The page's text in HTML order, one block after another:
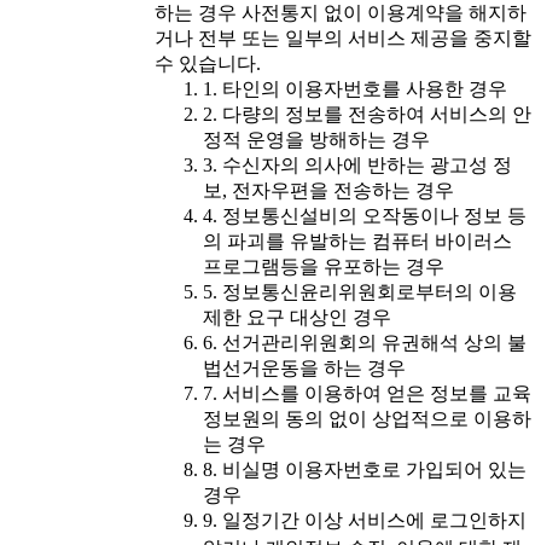
하는 경우 사전통지 없이 이용계약을 해지하
거나 전부 또는 일부의 서비스 제공을 중지할
수 있습니다.
1. 타인의 이용자번호를 사용한 경우
2. 다량의 정보를 전송하여 서비스의 안
정적 운영을 방해하는 경우
3. 수신자의 의사에 반하는 광고성 정
보, 전자우편을 전송하는 경우
4. 정보통신설비의 오작동이나 정보 등
의 파괴를 유발하는 컴퓨터 바이러스
프로그램등을 유포하는 경우
5. 정보통신윤리위원회로부터의 이용
제한 요구 대상인 경우
6. 선거관리위원회의 유권해석 상의 불
법선거운동을 하는 경우
7. 서비스를 이용하여 얻은 정보를 교육
정보원의 동의 없이 상업적으로 이용하
는 경우
8. 비실명 이용자번호로 가입되어 있는
경우
9. 일정기간 이상 서비스에 로그인하지